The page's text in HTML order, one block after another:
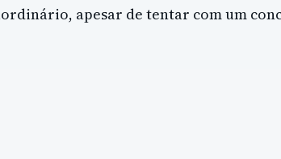
apesar de tentar com um